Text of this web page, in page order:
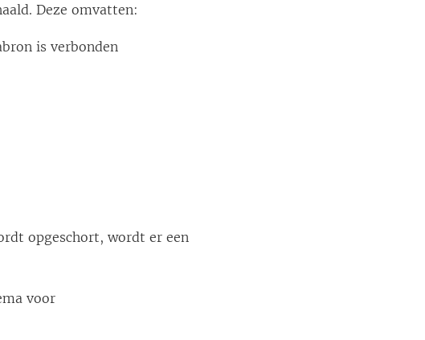
Deze omvatten:
is verbonden
opgeschort, wordt er een
voor